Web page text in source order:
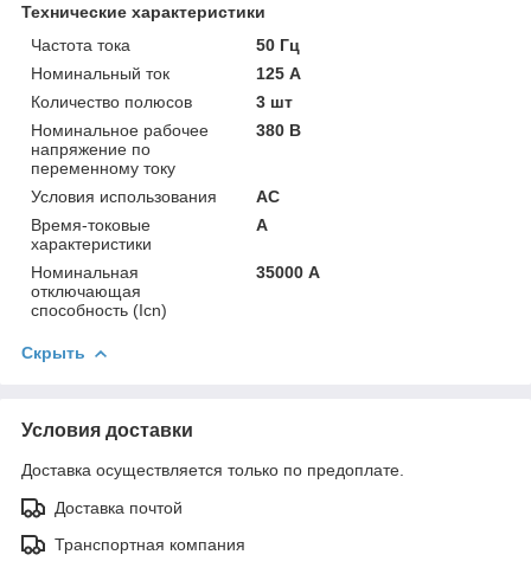
Технические характеристики
Частота тока
50 Гц
Номинальный ток
125 А
Количество полюсов
3 шт
Номинальное рабочее
напряжение по
переменному току
380 В
Условия использования
АС
Время-токовые
характеристики
А
Номинальная
отключающая
способность (Icn)
35000 А
Скрыть
Условия доставки
Доставка осуществляется только по предоплате.
Доставка почтой
Транспортная компания